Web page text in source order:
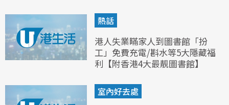
熱話
港人失業瞞家人到圖書館「扮
工」免費充電/斟水等5大隱藏福
利【附香港4大最靚圖書館】
室內好去處